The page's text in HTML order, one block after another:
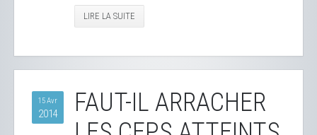
LIRE LA SUITE
15 Avr
2014
FAUT-IL ARRACHER